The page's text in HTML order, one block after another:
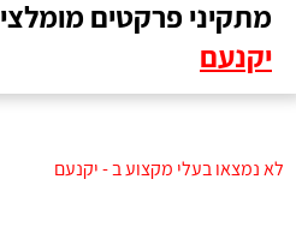
מתקיני פרקטים
יקנעם
לא נמצאו בעלי מקצוע ב - יקנעם